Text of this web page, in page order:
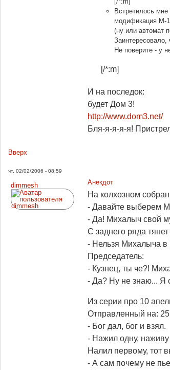
Встретилось мне
модификация М-
(ну или автомат
Заинтересовало,
Не поверите - у
[/*:m]
И на последок:
будет Дом 3!
http://www.dom3.net/
Бля-я-я-я-я!
Вверх
чт, 02/02/2006 - 08:59
dimmesh
Анекдот
На колхозном
- Давайте выберем
- Да! Михалыч свой
С заднего ряда тянет
- Нельзя Михалыча
Председатель:
- Кузнец, ты че?!
- Да? Ну не знаю... Я
Из серии про 10
Отправленный на:
- Бог дал, бог и взял.
- Нажил одну, наживу
Налил первому, тот
- А сам почему не